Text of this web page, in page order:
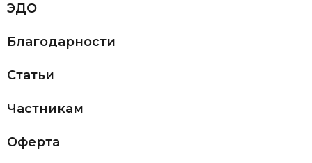
ЭДО
Благодарности
Статьи
Частникам
Оферта